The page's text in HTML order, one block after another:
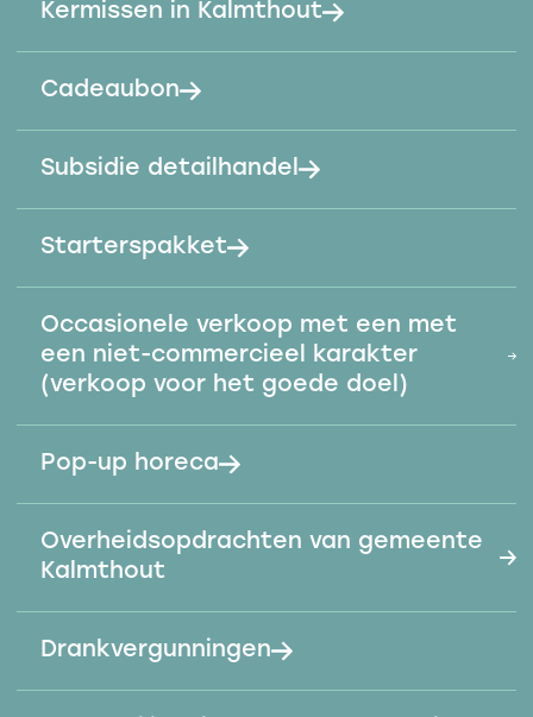
Kermissen in Kalmthout
Cadeaubon
Subsidie detailhandel
Starterspakket
Occasionele verkoop met een met
een niet-commercieel karakter
(verkoop voor het goede doel)
Pop-up horeca
Overheidsopdrachten van gemeente
Kalmthout
Drankvergunningen